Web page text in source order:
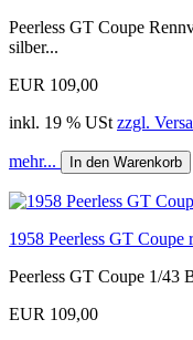
Peerless GT Coupe
silber...
EUR 109,00
inkl. 19 % USt zzgl.
mehr... In den Warenkorb
1958 Peerless GT Coupe
Peerless GT Coupe 1/43
EUR 109,00